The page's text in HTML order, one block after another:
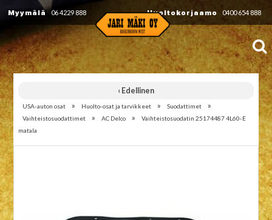
Myymälä 06 4229 888 Huoltokorjaamo 0400 654 888
‹ Edellinen
USA-auton osat » Huolto-osat ja tarvikkeet » Suodattimet »
Vaihteistosuodattimet » AC Delco »
Vaihteistosuodatin 25174487 4L60-E
matala